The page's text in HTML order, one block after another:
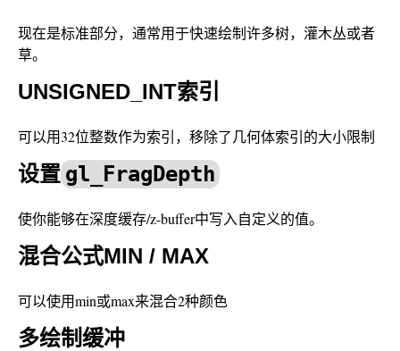
现在是标准部分，通常用于快速绘制许多树，灌木丛或者
草。
UNSIGNED_INT索引
可以用32位整数作为索引，移除了几何体索引的大小限制
设置 gl_FragDepth
使你能够在深度缓存/z-buffer中写入自定义的值。
混合公式MIN / MAX
可以使用min或max来混合2种颜色
多绘制缓冲